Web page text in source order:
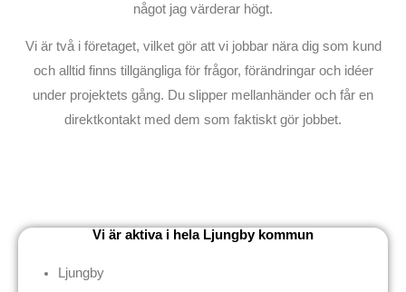
något jag värderar högt.
Vi är två i företaget, vilket gör att vi jobbar nära dig som kund
och alltid finns tillgängliga för frågor, förändringar och idéer
under projektets gång. Du slipper mellanhänder och får en
direktkontakt med dem som faktiskt gör jobbet.
Vi är aktiva i hela Ljungby kommun
Ljungby